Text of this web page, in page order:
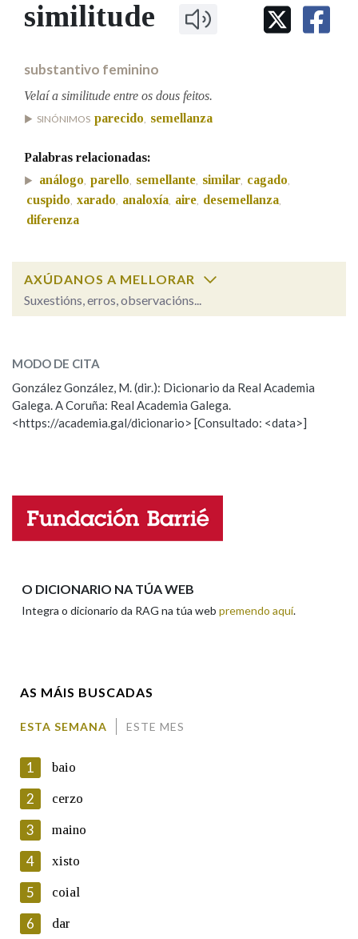
IDENTIDADE CORPORATIVA
MARCIAL DEL ADALID
FIGURAS HOMENAXEADAS
PRIMAVERA DAS LETRAS
PORTAL DAS PALABRAS
Facebook
TwitterYoutubeInstagram
Bluesky
BUSCAR NOS LEMAS
Remata por
Contén
Nas definicións
Na fraseoloxía
Marcas gramaticais
similitude
substantivo feminino
Velaí a similitude entre os dous feitos.
SINÓNIMOS parecido, semellanza
Palabras relacionadas:
análogo, parello, semellante, similar, cagado,
cuspido, xarado, analoxía, aire, desemellanza,
diferenza
AXÚDANOS A MELLORAR
Suxestións, erros, observacións...
ESCOLLE UNHA OPCIÓN:
Observación Hai un erro na palabra
Propoño mellorar a definición
Nome
En cumprimento da normativa vixente en materia de
Protección de Datos de Carácter Persoal, a Real Academia
Galega informa a aqueles usuarios que faciliten o seu correo
electrónico, así como calquera outra información de carácter
persoal, que estes datos serán obxecto de tratamento
automatizado de carácter confidencial e incorporados aos seus
ficheiros informáticos. Así mesmo, os usuarios poderán exercer o
MODO DE CITA
González González, M. (dir.): Dicionario da Real Academia
Galega. A Coruña: Real Academia Galega.
<https://academia.gal/dicionario> [Consultado: <data>]
O DICIONARIO NA TÚA WEB
Integra o dicionario da RAG na túa web premendo aquí.
AS MÁIS BUSCADAS
ESTA SEMANA ESTE MES
1 baio
2 cerzo
3 maino
4 xisto
5 coial
6 dar